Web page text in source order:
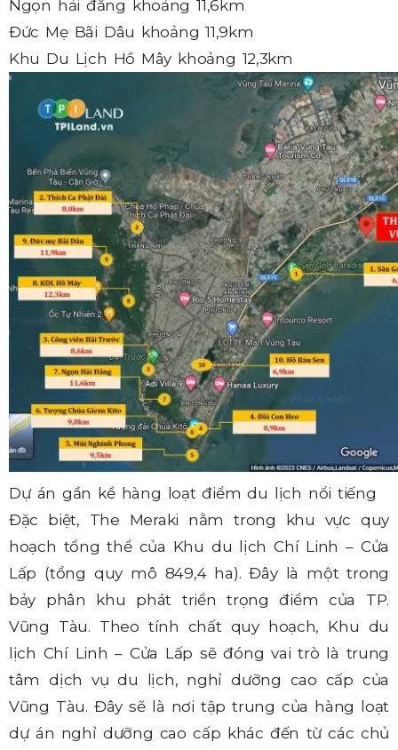
Ngọn hải đăng khoảng 11,6km
Đức Mẹ Bãi Dâu khoảng 11,9km
Khu Du Lịch Hồ Mây khoảng 12,3km
Dự án gần kề hàng loạt điểm du lịch nổi tiếng
Đặc biệt, The Meraki nằm trong khu vực quy
hoạch tổng thể của Khu du lịch Chí Linh – Cửa
Lấp (tổng quy mô 849,4 ha). Đây là một trong
bảy phân khu phát triển trọng điểm của TP.
Vũng Tàu. Theo tính chất quy hoạch, Khu du
lịch Chí Linh – Cửa Lấp sẽ đóng vai trò là trung
tâm dịch vụ du lịch, nghỉ dưỡng cao cấp của
Vũng Tàu. Đây sẽ là nơi tập trung của hàng loạt
dự án nghỉ dưỡng cao cấp khác đến từ các chủ